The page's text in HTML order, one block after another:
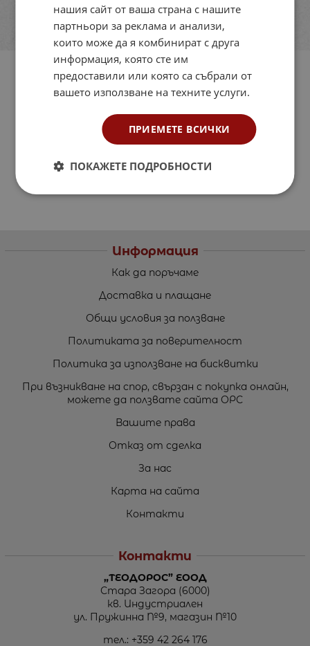
Информация
Как да поръчаме
Доставка и плащане
Общи условия за ползване
Политиката за поверителност
Политика за използване на бисквитки
При възникване на спор, свързан с покупка онлайн,
можете да ползвате сайта ОРС
Вашите права
Отказ от сделка
За нас
Карта на сайта
Контакти
Контакти
„ТЕОДОРОС” ЕООД
Стара Загора (6000)
кв. Индустриален
ул. Пружинна №9, магазин №10
тел.: +359 42 264 176
нашия сайт от ваша страна с нашите
партньори за реклама и анализи,
които може да я комбинират с друга
информация, която сте им
предоставили или която са събрали от
вашето използване на техните услуги.
ПРИЕМЕТЕ ВСИЧКИ
ПОКАЖЕТЕ ПОДРОБНОСТИ